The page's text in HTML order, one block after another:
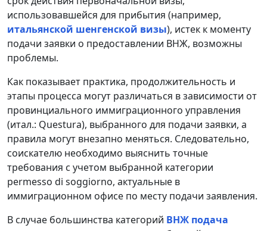
использовавшейся для прибытия (например,
итальянской шенгенской визы), истек к моменту
подачи заявки о предоставлении ВНЖ, возможны
проблемы.
Как показывает практика, продолжительность и
этапы процесса могут различаться в зависимости от
провинциального иммиграционного управления
(итал.: Questura), выбранного для подачи заявки, а
правила могут внезапно меняться. Следовательно,
соискателю необходимо выяснить точные
требования с учетом выбранной категории
permesso di soggiorno, актуальные в
иммиграционном офисе по месту подачи заявления.
В случае большинства категорий ВНЖ подача